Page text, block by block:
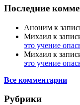
Последние
Аноним к
Михаил к
это учение
Михаил к
это учение
Все комментарии
Рубрики